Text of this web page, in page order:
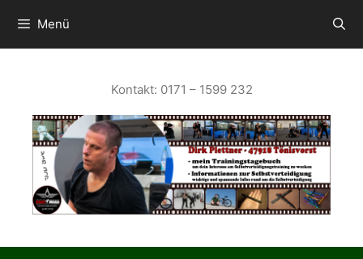
Inhalt Menü
Kontakt: 0171 – 1599 232